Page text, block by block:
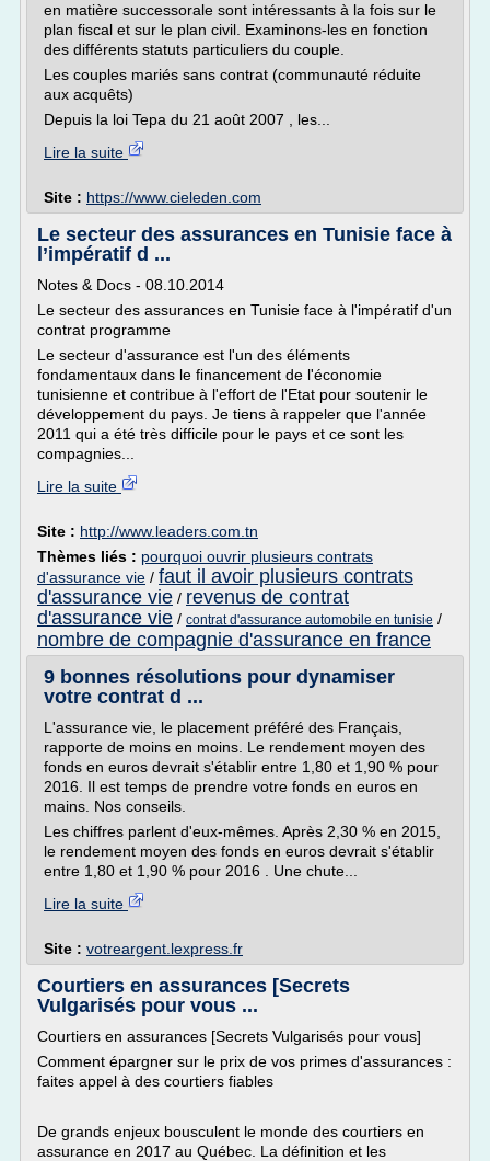
en matière successorale sont intéressants à la fois sur le
plan fiscal et sur le plan civil. Examinons-les en fonction
des différents statuts particuliers du couple.
Les couples mariés sans contrat (communauté réduite
aux acquêts)
Depuis la loi Tepa du 21 août 2007 , les...
Lire la suite
Site : https://www.cieleden.com
Le secteur des assurances en Tunisie face à
l’impératif d ...
Notes & Docs - 08.10.2014
Le secteur des assurances en Tunisie face à l'impératif d'un
contrat programme
Le secteur d'assurance est l'un des éléments
fondamentaux dans le financement de l'économie
tunisienne et contribue à l'effort de l'Etat pour soutenir le
développement du pays. Je tiens à rappeler que l'année
2011 qui a été très difficile pour le pays et ce sont les
compagnies...
Lire la suite
Site : http://www.leaders.com.tn
Thèmes liés : pourquoi ouvrir plusieurs contrats
d'assurance vie / faut il avoir plusieurs contrats
d'assurance vie / revenus de contrat
d'assurance vie / contrat d'assurance automobile en tunisie /
nombre de compagnie d'assurance en france
9 bonnes résolutions pour dynamiser
votre contrat d ...
L'assurance vie, le placement préféré des Français,
rapporte de moins en moins. Le rendement moyen des
fonds en euros devrait s'établir entre 1,80 et 1,90 % pour
2016. Il est temps de prendre votre fonds en euros en
mains. Nos conseils.
Les chiffres parlent d'eux-mêmes. Après 2,30 % en 2015,
le rendement moyen des fonds en euros devrait s'établir
entre 1,80 et 1,90 % pour 2016 . Une chute...
Lire la suite
Site : votreargent.lexpress.fr
Courtiers en assurances [Secrets
Vulgarisés pour vous ...
Courtiers en assurances [Secrets Vulgarisés pour vous]
Comment épargner sur le prix de vos primes d'assurances :
faites appel à des courtiers fiables
De grands enjeux bousculent le monde des courtiers en
assurance en 2017 au Québec. La définition et les